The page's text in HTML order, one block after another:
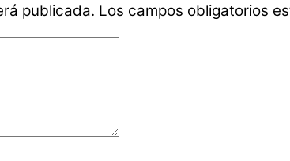
publicada. Los campos obligatorios